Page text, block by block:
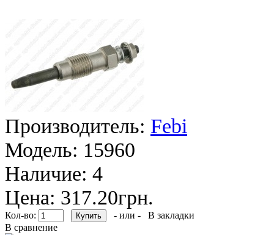
Производитель: Febi
Модель: 15960
Наличие: 4
Цена: 317.20грн.
Кол-во: - или -
В закладки
В сравнение